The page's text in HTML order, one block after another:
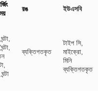
রঙ ইউএসবি
ব্যক্তিগতকৃত
টাইপ সি,
মাইক্রো,
মিনি
ব্যক্তিগতকৃত